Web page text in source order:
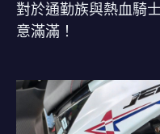
對於通勤族與熱血騎
意滿滿！